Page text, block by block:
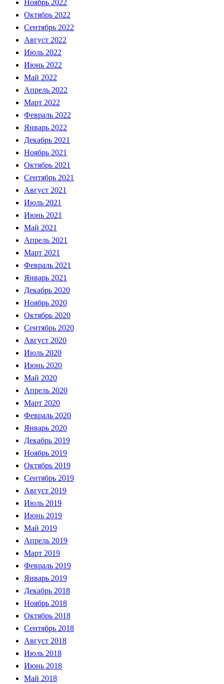
Ноябрь 2022
Октябрь 2022
Сентябрь 2022
Август 2022
Июль 2022
Июнь 2022
Май 2022
Апрель 2022
Март 2022
Февраль 2022
Январь 2022
Декабрь 2021
Ноябрь 2021
Октябрь 2021
Сентябрь 2021
Август 2021
Июль 2021
Июнь 2021
Май 2021
Апрель 2021
Март 2021
Февраль 2021
Январь 2021
Декабрь 2020
Ноябрь 2020
Октябрь 2020
Сентябрь 2020
Август 2020
Июль 2020
Июнь 2020
Май 2020
Апрель 2020
Март 2020
Февраль 2020
Январь 2020
Декабрь 2019
Ноябрь 2019
Октябрь 2019
Сентябрь 2019
Август 2019
Июль 2019
Июнь 2019
Май 2019
Апрель 2019
Март 2019
Февраль 2019
Январь 2019
Декабрь 2018
Ноябрь 2018
Октябрь 2018
Сентябрь 2018
Август 2018
Июль 2018
Июнь 2018
Май 2018